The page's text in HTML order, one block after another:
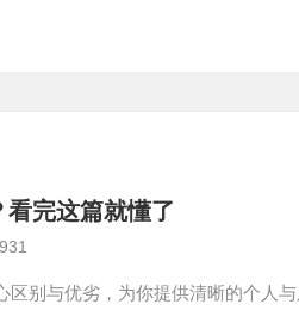
看完这篇就懂了
区别与优劣，为你提供清晰的个人